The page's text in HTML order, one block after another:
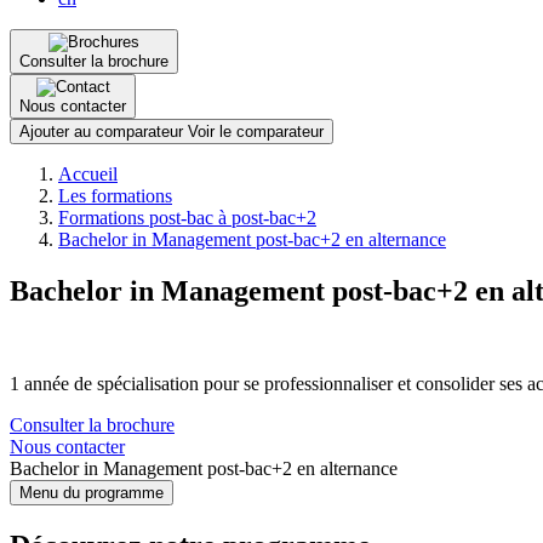
Consulter la brochure
Nous contacter
Ajouter au comparateur Voir le comparateur
d'Ariane
Accueil
Les formations
Formations post-bac à post-bac+2
Bachelor in Management post-bac+2 en alternance
Bachelor in Management post-bac+2 en
1 année de spécialisation pour se professionnaliser et consolider ses
Consulter la brochure
Nous contacter
Bachelor in Management post-bac+2 en alternance
Menu du programme